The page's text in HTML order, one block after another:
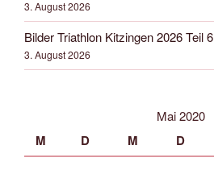
3. August 2026
Bilder Triathlon Kitzingen 2026 Teil 6
3. August 2026
Mai 2020
M D M D